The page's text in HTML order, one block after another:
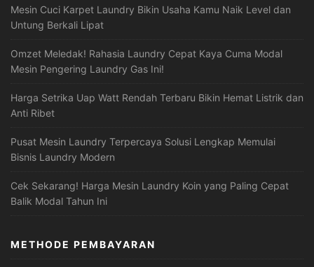
Mesin Cuci Karpet Laundry Bikin Usaha Kamu Naik Level dan
Untung Berkali Lipat
Omzet Meledak! Rahasia Laundry Cepat Kaya Cuma Modal
Mesin Pengering Laundry Gas Ini!
Harga Setrika Uap Watt Rendah Terbaru Bikin Hemat Listrik dan
Anti Ribet
Pusat Mesin Laundry Terpercaya Solusi Lengkap Memulai
Bisnis Laundry Modern
Cek Sekarang! Harga Mesin Laundry Koin yang Paling Cepat
Balik Modal Tahun Ini
METHODE PEMBAYARAN